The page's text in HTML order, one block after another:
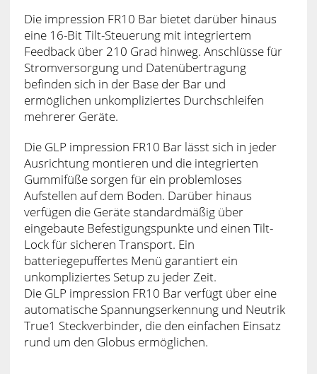
Die impression FR10 Bar bietet darüber hinaus
eine 16-Bit Tilt-Steuerung mit integriertem
Feedback über 210 Grad hinweg. Anschlüsse für
Stromversorgung und Datenübertragung
befinden sich in der Base der Bar und
ermöglichen unkompliziertes Durchschleifen
mehrerer Geräte.
Die GLP impression FR10 Bar lässt sich in jeder
Ausrichtung montieren und die integrierten
Gummifüße sorgen für ein problemloses
Aufstellen auf dem Boden. Darüber hinaus
verfügen die Geräte standardmäßig über
eingebaute Befestigungspunkte und einen Tilt-
Lock für sicheren Transport. Ein
batteriegepuffertes Menü garantiert ein
unkompliziertes Setup zu jeder Zeit.
Die GLP impression FR10 Bar verfügt über eine
automatische Spannungserkennung und Neutrik
True1 Steckverbinder, die den einfachen Einsatz
rund um den Globus ermöglichen.